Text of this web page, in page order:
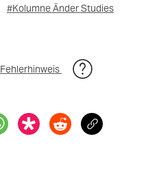
#Kolumne Änder Studies
Fehlerhinweis